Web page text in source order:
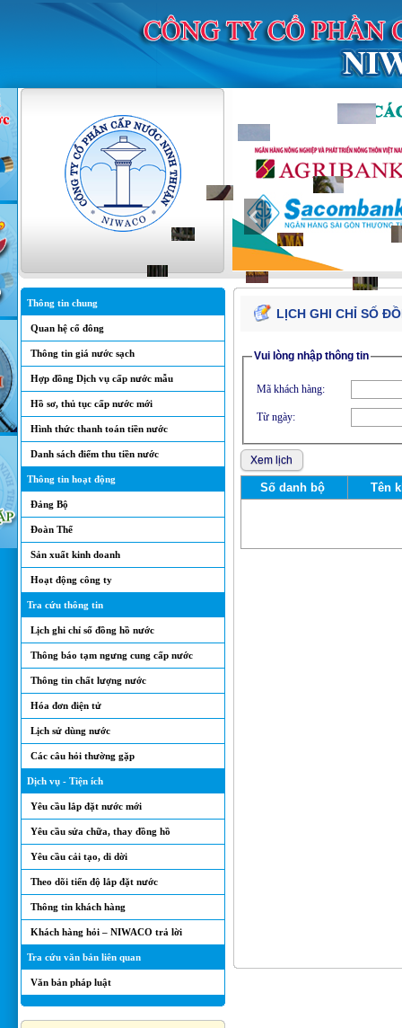
Thông tin chung
Quan hệ cổ đông
Thông tin giá nước sạch
Hợp đồng Dịch vụ cấp nước mẫu
Hồ sơ, thủ tục cấp nước mới
Hình thức thanh toán tiền nước
Danh sách điểm thu tiền nước
Thông tin hoạt động
Đảng Bộ
Đoàn Thể
Sản xuất kinh doanh
Hoạt động công ty
Tra cứu thông tin
Lịch ghi chỉ số đồng hồ nước
Thông báo tạm ngưng cung cấp nước
Thông tin chất lượng nước
Hóa đơn điện tử
Lịch sử dùng nước
Các câu hỏi thường gặp
Dịch vụ - Tiện ích
Yêu cầu lắp đặt nước mới
Yêu cầu sửa chữa, thay đồng hồ
Yêu cầu cải tạo, di dời
Theo dõi tiến độ lắp đặt nước
Thông tin khách hàng
Khách hàng hỏi – NIWACO trả lời
Tra cứu văn bản liên quan
Văn bản pháp luật
LỊCH GHI CHỈ SỐ
Vui lòng nhập thông tin
Mã khách hàng:
Từ ngày:
Số danh bộ Tên